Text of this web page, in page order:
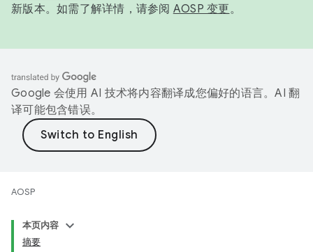
新版本。如需了解详情，请参阅 AOSP 变更。
Google 会使用 AI 技术将内容翻译成您偏好的语言。AI 翻
译可能包含错误。
AOSP
本页内容
摘要